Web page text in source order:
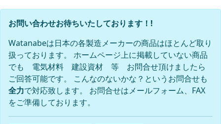
お問い合わせお待ちいたしております！!
Watanabeは日本の各製造メーカーの商品はほとんど取り
扱っております。 ホームページ上に掲載していない商品
でも 電気材料 建設資材 等 お問合せ頂けましたら
ご回答可能です。 こんなのないかな？というお問合せも
全力で対応致します。 お問合せはメールフォーム、FAX
をご準備しております。